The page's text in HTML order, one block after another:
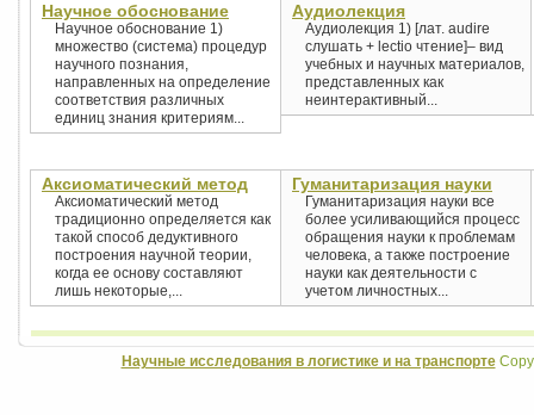
Научное обоснование
Научное обоснование 1)
множество (система) процедур
научного познания,
направленных на определение
соответствия различных
единиц знания критериям...
Аудиолекция
Аудиолекция 1) [лат. audire
слушать + lectio чтение]– вид
учебных и научных материалов,
представленных как
неинтерактивный...
Аксиоматический метод
Аксиоматический метод
традиционно определяется как
такой способ дедуктивного
построения научной теории,
когда ее основу составляют
лишь некоторые,...
Гуманитаризация науки
Гуманитаризация науки все
более усиливающийся процесс
обращения науки к проблемам
человека, а также построение
науки как деятельности с
учетом личностных...
Научные исследования в логистике и на транспорте